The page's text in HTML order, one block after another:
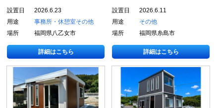
設置日
2026.6.23
用途
事務所・休憩室その他
場所
福岡県八乙女市
詳細はこちら
設置日
2026.6.11
用途
その他
場所
福岡県糸島市
詳細はこちら